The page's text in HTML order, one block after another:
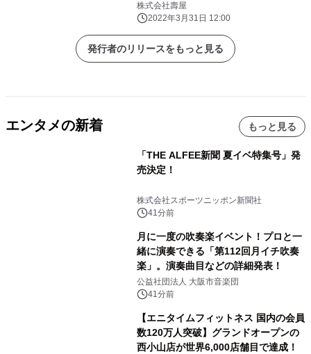
株式会社壽屋
2022年3月31日 12:00
発行者のリリースをもっと見る
エンタメの新着 もっと見る
「THE ALFEE新聞 夏イベ特集号」発
売決定！
株式会社スポーツニッポン新聞社
41分前
月に一度の吹奏楽イベント！プロと一
緒に演奏できる「第112回月イチ吹奏
楽」。演奏曲目などの詳細発表！
公益社団法人 大阪市音楽団
41分前
【エニタイムフィットネス 国内の会員
数120万人突破】グランドオープンの
西小山店が世界6,000店舗目で達成！